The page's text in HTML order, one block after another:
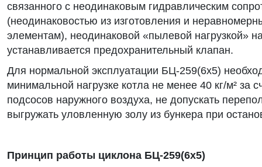
связанного с неодинаковым гидравлическим
(неодинаковостью из изготовления и
элементам), неодинаковой «пылевой нагрузкой»
устанавливается предохранительный клапан.
Для нормальной эксплуатации БЦ-259(6х5)
минимальной нагрузке котла не менее 40 кг/м² за
подсосов наружного воздуха, не допускать
выгружать уловленную золу из бункера при
Принцип работы циклона БЦ-259(6х5)